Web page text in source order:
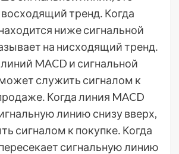
тренд․ Когда
ниже сигнальной
на нисходящий тренд․
MACD и сигнальной
служить сигналом к
Когда линия MACD
линию снизу вверх,
сигналом к покупке․ Когда
сигнальную линию